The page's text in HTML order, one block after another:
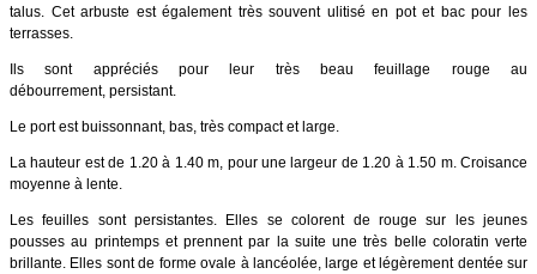
talus. Cet arbuste est également très souvent ulitisé en pot et bac pour les
terrasses.
Ils sont appréciés pour leur très beau feuillage rouge au
débourrement, persistant.
Le port est buissonnant, bas, très compact et large.
La hauteur est de 1.20 à 1.40 m, pour une largeur de 1.20 à 1.50 m. Croisance
moyenne à lente.
Les feuilles sont persistantes. Elles se colorent de rouge sur les jeunes
pousses au printemps et prennent par la suite une très belle coloratin verte
brillante. Elles sont de forme ovale à lancéolée, large et légèrement dentée sur